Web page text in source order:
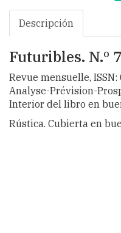
Descripción
Futuribles. N.º
Revue mensuelle,
Analyse-Prévision-
Interior del libro en
Rústica. Cubierta en